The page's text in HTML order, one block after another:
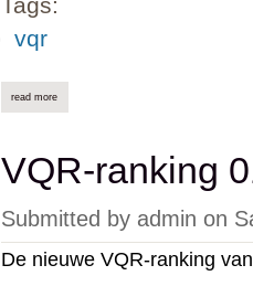
vqr
read more
VQR-ranking
Submitted by admin on
De nieuwe VQR-ranking